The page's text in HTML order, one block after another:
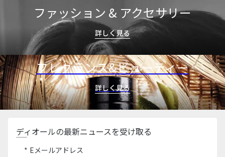
ファッション & アクセサリー
詳しく見る
フレグランス&ビューティー
詳しく見る
ディオールの最新ニュースを受け取る
Eメールアドレス